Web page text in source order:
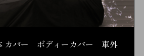
カバー ボディーカバー 車外